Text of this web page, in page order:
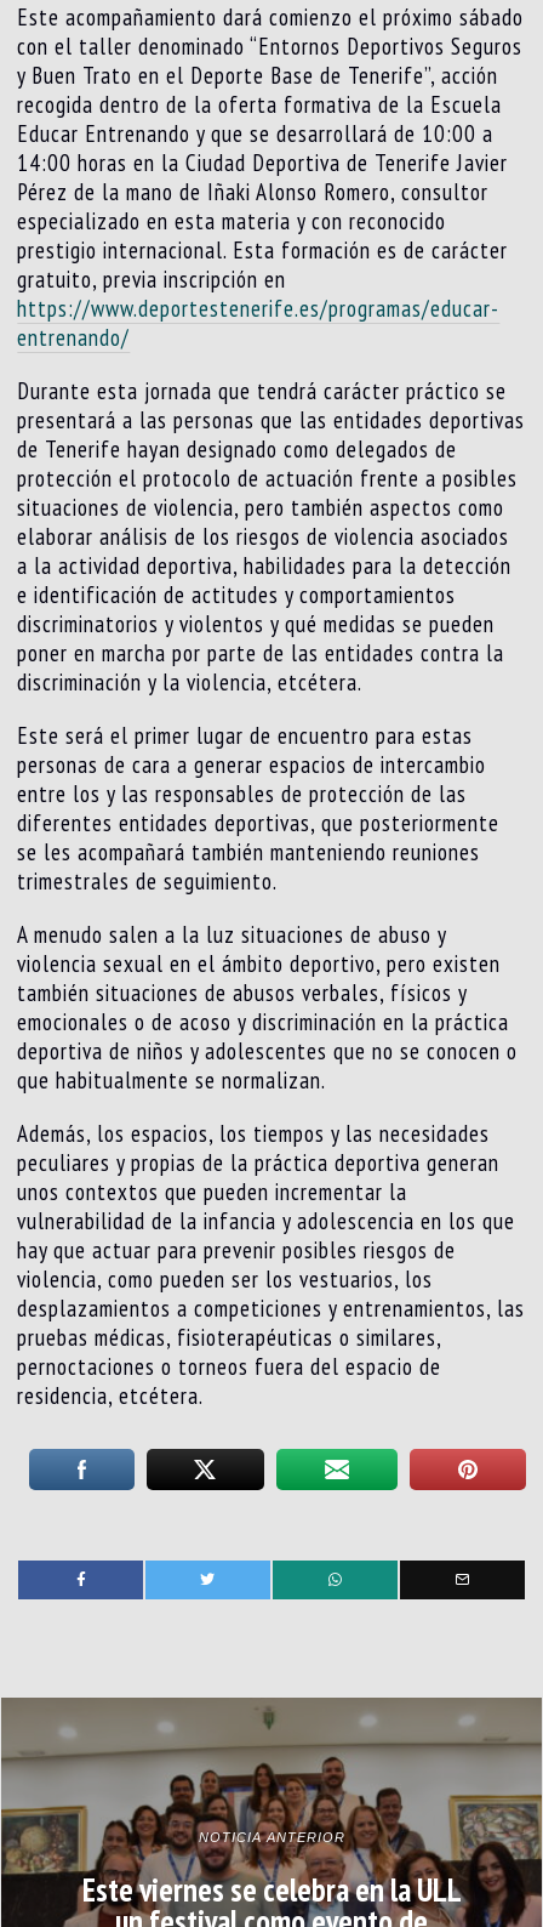
Este acompañamiento dará comienzo el próximo sábado
con el taller denominado “Entornos Deportivos Seguros
y Buen Trato en el Deporte Base de Tenerife”, acción
recogida dentro de la oferta formativa de la Escuela
Educar Entrenando y que se desarrollará de 10:00 a
14:00 horas en la Ciudad Deportiva de Tenerife Javier
Pérez de la mano de Iñaki Alonso Romero, consultor
especializado en esta materia y con reconocido
prestigio internacional. Esta formación es de carácter
gratuito, previa inscripción en
https://www.deportestenerife.es/programas/educar-
entrenando/
Durante esta jornada que tendrá carácter práctico se
presentará a las personas que las entidades deportivas
de Tenerife hayan designado como delegados de
protección el protocolo de actuación frente a posibles
situaciones de violencia, pero también aspectos como
elaborar análisis de los riesgos de violencia asociados
a la actividad deportiva, habilidades para la detección
e identificación de actitudes y comportamientos
discriminatorios y violentos y qué medidas se pueden
poner en marcha por parte de las entidades contra la
discriminación y la violencia, etcétera.
Este será el primer lugar de encuentro para estas
personas de cara a generar espacios de intercambio
entre los y las responsables de protección de las
diferentes entidades deportivas, que posteriormente
se les acompañará también manteniendo reuniones
trimestrales de seguimiento.
A menudo salen a la luz situaciones de abuso y
violencia sexual en el ámbito deportivo, pero existen
también situaciones de abusos verbales, físicos y
emocionales o de acoso y discriminación en la práctica
deportiva de niños y adolescentes que no se conocen o
que habitualmente se normalizan.
Además, los espacios, los tiempos y las necesidades
peculiares y propias de la práctica deportiva generan
unos contextos que pueden incrementar la
vulnerabilidad de la infancia y adolescencia en los que
hay que actuar para prevenir posibles riesgos de
violencia, como pueden ser los vestuarios, los
desplazamientos a competiciones y entrenamientos, las
pruebas médicas, fisioterapéuticas o similares,
pernoctaciones o torneos fuera del espacio de
residencia, etcétera.
NOTICIA ANTERIOR
Este viernes se celebra en la ULL